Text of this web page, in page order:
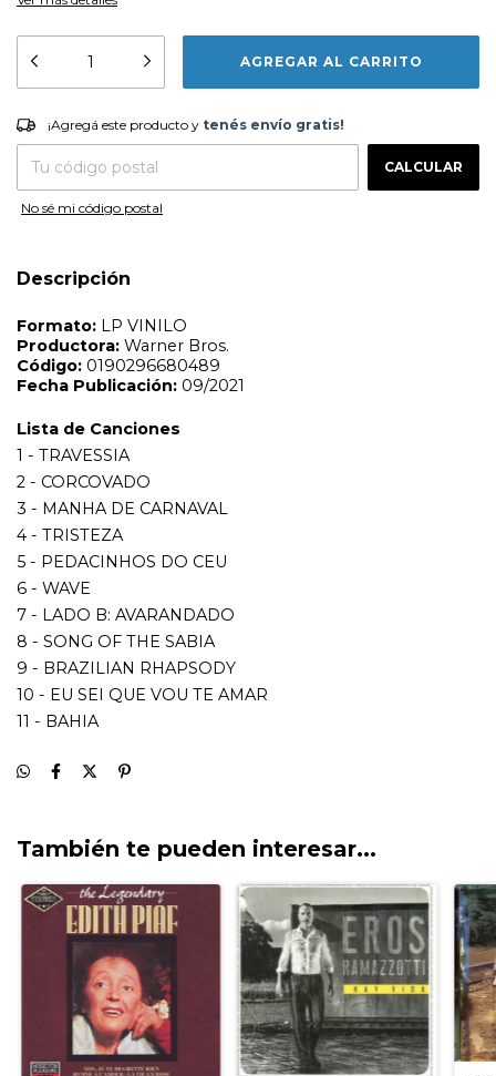
¡Agregá este producto ytenés envío gratis!
CAMBIAR CP
¡Agregá este producto y tenés envío gratis!
CALCULAR
No sé mi código postal
Descripción
Productora: Warner Bros.
Lista de Canciones
1 - TRAVESSIA
4 - TRISTEZA
6 - WAVE
7 - LADO B: AVARANDADO
8 - SONG OF THE SABIA
9 - BRAZILIAN RHAPSODY
11 - BAHIA
También te pueden interesar...